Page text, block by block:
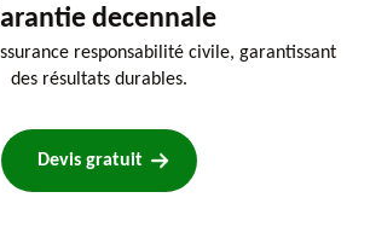
decennale
responsabilité civile, garantissant
des résultats durables.
Devis gratuit